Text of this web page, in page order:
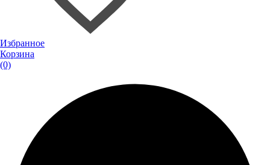
Избранное
Корзина
(0)